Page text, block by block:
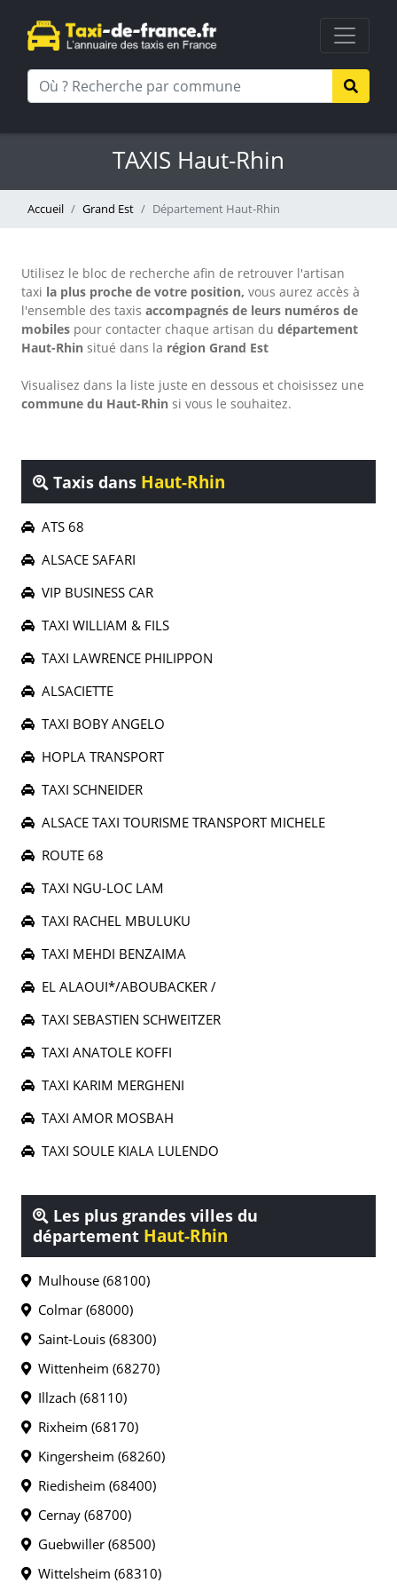
TAXIS Haut-Rhin
Accueil Grand Est Département Haut-Rhin
Utilisez le bloc de recherche afin de retrouver l'artisan
taxi la plus proche de votre position, vous aurez accès à
l'ensemble des taxis accompagnés de leurs numéros de
mobiles pour contacter chaque artisan du département
Haut-Rhin situé dans la région Grand Est
Visualisez dans la liste juste en dessous et choisissez une
commune du Haut-Rhin si vous le souhaitez.
Taxis dans Haut-Rhin
ATS 68
ALSACE SAFARI
VIP BUSINESS CAR
TAXI WILLIAM & FILS
TAXI LAWRENCE PHILIPPON
ALSACIETTE
TAXI BOBY ANGELO
HOPLA TRANSPORT
TAXI SCHNEIDER
ALSACE TAXI TOURISME TRANSPORT MICHELE
ROUTE 68
TAXI NGU-LOC LAM
TAXI RACHEL MBULUKU
TAXI MEHDI BENZAIMA
EL ALAOUI*/ABOUBACKER /
TAXI SEBASTIEN SCHWEITZER
TAXI ANATOLE KOFFI
TAXI KARIM MERGHENI
TAXI AMOR MOSBAH
TAXI SOULE KIALA LULENDO
Les plus grandes villes du
département Haut-Rhin
Mulhouse (68100)
Colmar (68000)
Saint-Louis (68300)
Wittenheim (68270)
Illzach (68110)
Rixheim (68170)
Kingersheim (68260)
Riedisheim (68400)
Cernay (68700)
Guebwiller (68500)
Wittelsheim (68310)